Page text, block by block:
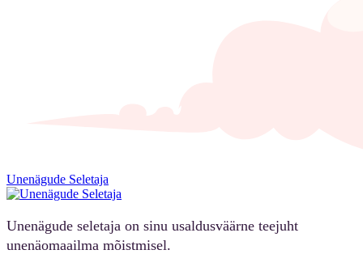
Unenägude Seletaja
Unenägude seletaja on sinu usaldusväärne teejuht
unenäomaailma mõistmisel.